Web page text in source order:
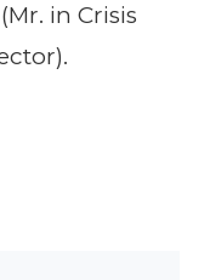
in Crisis